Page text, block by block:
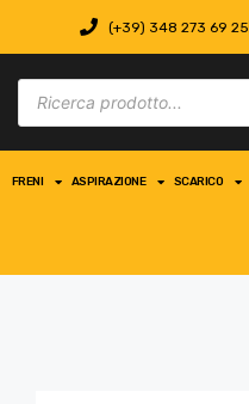
(+39) 348 273 69 25
FRENI ASPIRAZIONE SCARICO